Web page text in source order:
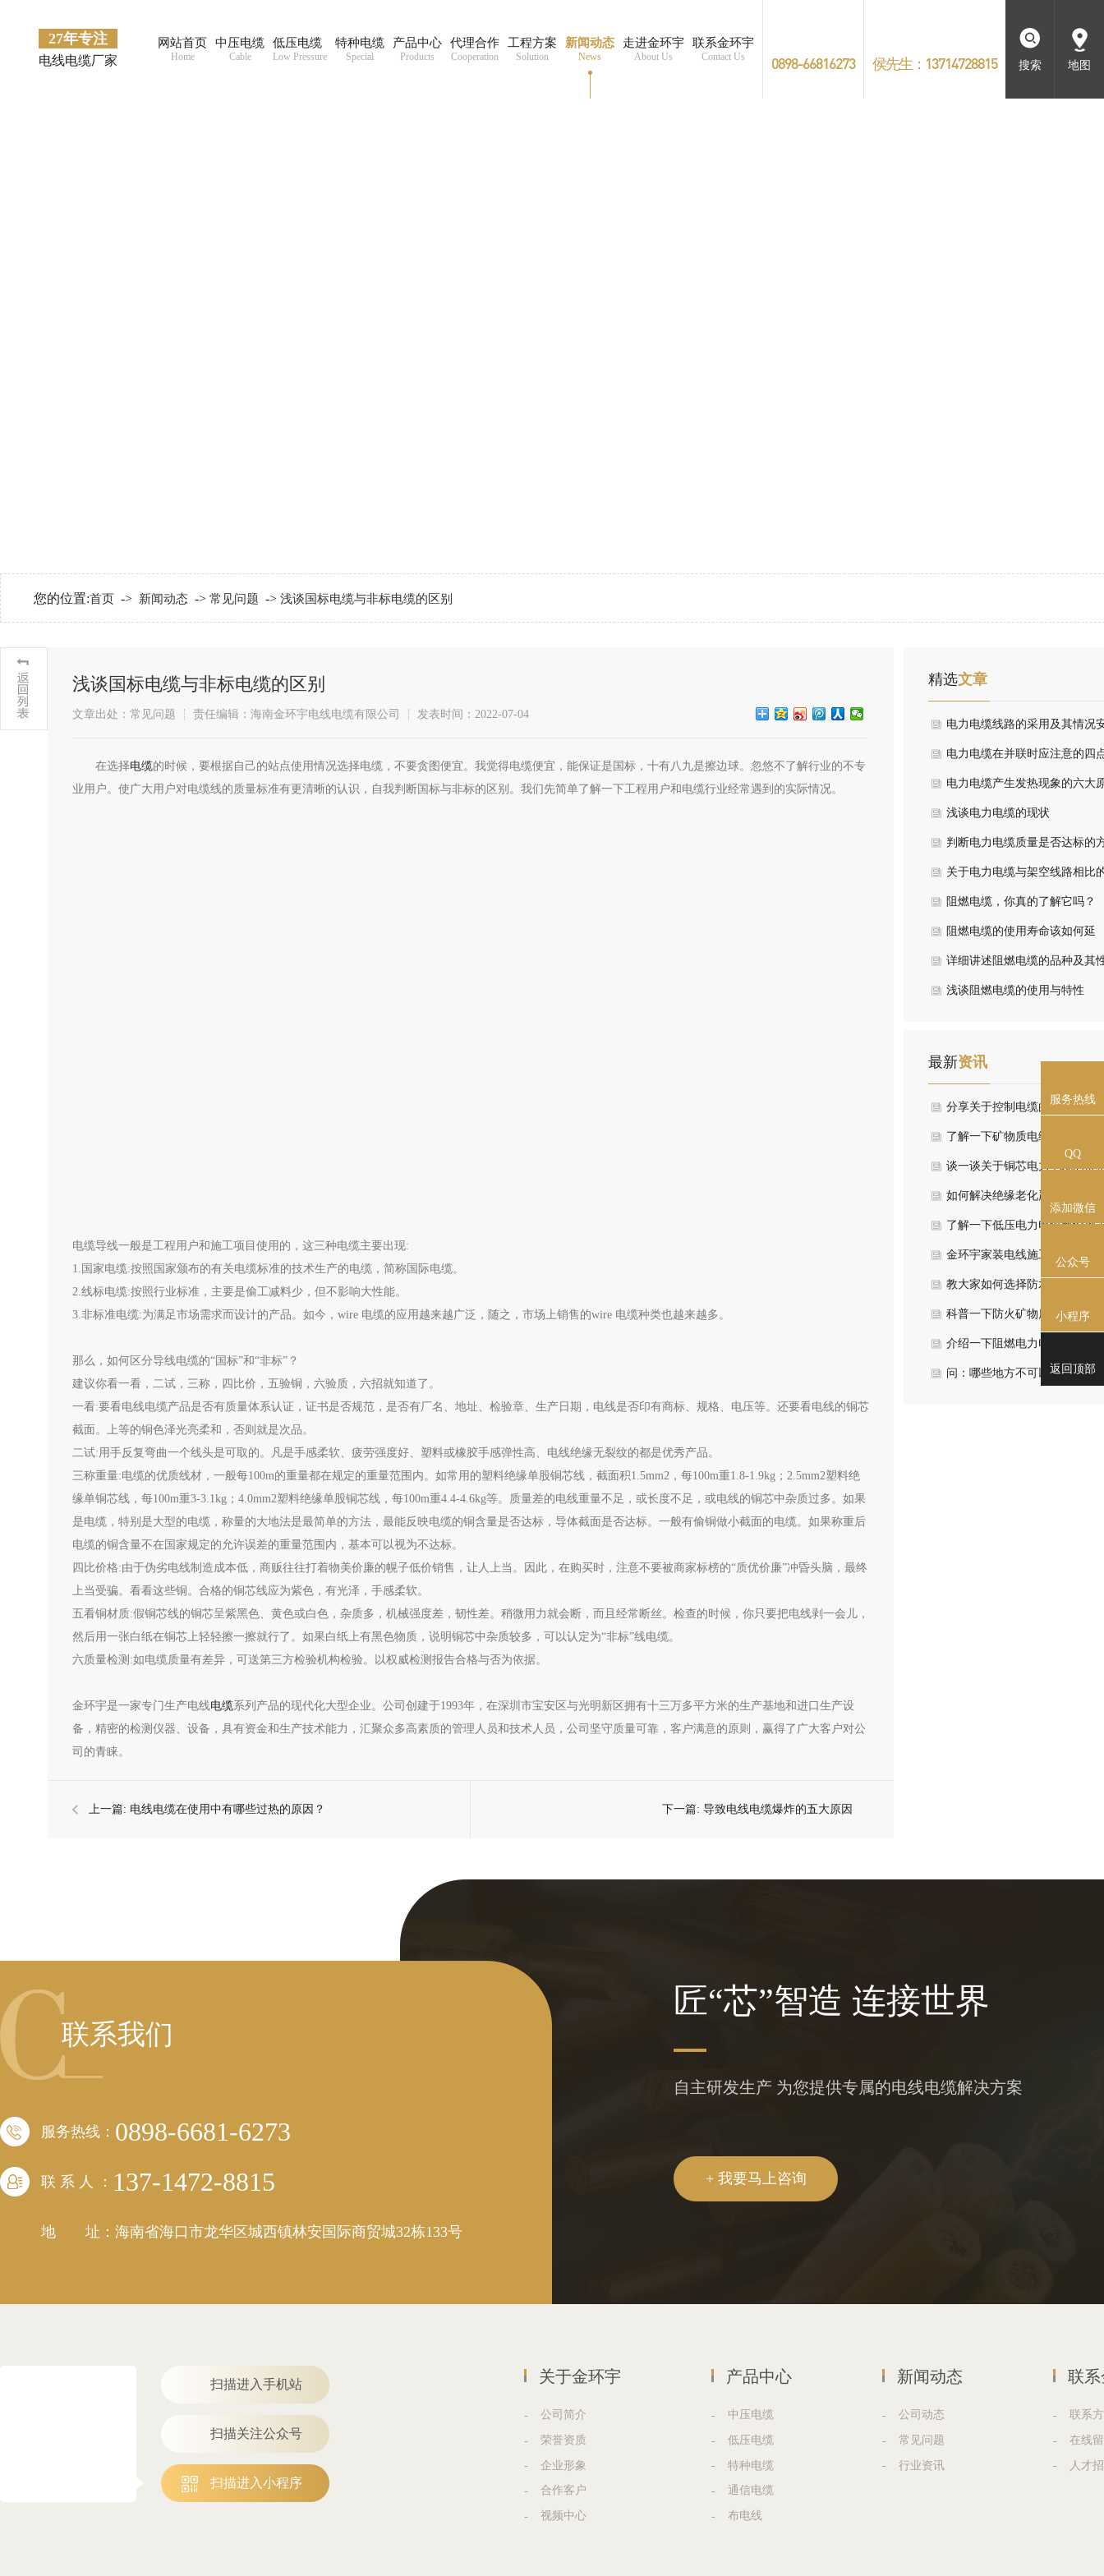
27年专注
电线电缆厂家
网站首页
Home
中压电缆
Cable
低压电缆
Low Pressure
特种电缆
Special
产品中心
Products
代理合作
Cooperation
工程方案
Solution
新闻动态
News
走进金环宇
About Us
联系金环宇
Contact Us 0898-66816273 侯先生：13714728815 搜索 地图
您的位置:首页 -> 新闻动态 -> 常见问题 -> 浅谈国标电缆与非标电缆的区别
浅谈国标电缆与非标电缆的区别
文章出处：常见问题 责任编辑：海南金环宇电线电缆有限公司 发表时间：2022-07-04
在选择电缆的时候，要根据自己的站点使用情况选择电缆，不要贪图便宜。我觉得电缆便宜，能保证是国标，十有八九是擦边球。忽悠不了解行业的不专
业用户。使广大用户对电缆线的质量标准有更清晰的认识，自我判断国标与非标的区别。我们先简单了解一下工程用户和电缆行业经常遇到的实际情况。
电缆导线一般是工程用户和施工项目使用的，这三种电缆主要出现:
1.国家电缆:按照国家颁布的有关电缆标准的技术生产的电缆，简称国际电缆。
2.线标电缆:按照行业标准，主要是偷工减料少，但不影响大性能。
3.非标准电缆:为满足市场需求而设计的产品。如今，wire 电缆的应用越来越广泛，随之，市场上销售的wire 电缆种类也越来越多。
那么，如何区分导线电缆的“国标”和“非标”？
建议你看一看，二试，三称，四比价，五验铜，六验质，六招就知道了。
一看:要看电线电缆产品是否有质量体系认证，证书是否规范，是否有厂名、地址、检验章、生产日期，电线是否印有商标、规格、电压等。还要看电线的铜芯
截面。上等的铜色泽光亮柔和，否则就是次品。
二试:用手反复弯曲一个线头是可取的。凡是手感柔软、疲劳强度好、塑料或橡胶手感弹性高、电线绝缘无裂纹的都是优秀产品。
三称重量:电缆的优质线材，一般每100m的重量都在规定的重量范围内。如常用的塑料绝缘单股铜芯线，截面积1.5mm2，每100m重1.8-1.9kg；2.5mm2塑料绝
缘单铜芯线，每100m重3-3.1kg；4.0mm2塑料绝缘单股铜芯线，每100m重4.4-4.6kg等。质量差的电线重量不足，或长度不足，或电线的铜芯中杂质过多。如果
是电缆，特别是大型的电缆，称量的大地法是最简单的方法，最能反映电缆的铜含量是否达标，导体截面是否达标。一般有偷铜做小截面的电缆。如果称重后
电缆的铜含量不在国家规定的允许误差的重量范围内，基本可以视为不达标。
四比价格:由于伪劣电线制造成本低，商贩往往打着物美价廉的幌子低价销售，让人上当。因此，在购买时，注意不要被商家标榜的“质优价廉”冲昏头脑，最终
上当受骗。看看这些铜。合格的铜芯线应为紫色，有光泽，手感柔软。
五看铜材质:假铜芯线的铜芯呈紫黑色、黄色或白色，杂质多，机械强度差，韧性差。稍微用力就会断，而且经常断丝。检查的时候，你只要把电线剥一会儿，
然后用一张白纸在铜芯上轻轻擦一擦就行了。如果白纸上有黑色物质，说明铜芯中杂质较多，可以认定为“非标”线电缆。
六质量检测:如电缆质量有差异，可送第三方检验机构检验。以权威检测报告合格与否为依据。
金环宇是一家专门生产电线电缆系列产品的现代化大型企业。公司创建于1993年，在深圳市宝安区与光明新区拥有十三万多平方米的生产基地和进口生产设
备，精密的检测仪器、设备，具有资金和生产技术能力，汇聚众多高素质的管理人员和技术人员，公司坚守质量可靠，客户满意的原则，赢得了广大客户对公
司的青睐。
上一篇: 电线电缆在使用中有哪些过热的原因？ 下一篇: 导致电线电缆爆炸的五大原因
精选文章
电力电缆线路的采用及其情况
装设备注意事项
电力电缆在并联时应注意的四
情况
电力电缆产生发热现象的六大
因
浅谈电力电缆的现状
判断电力电缆质量是否达标的
法在这里
关于电力电缆与架空线路相比
优劣论述
阻燃电缆，你真的了解它吗？
阻燃电缆的使用寿命该如何延
长，我有小妙招
详细讲述阻燃电缆的品种及其
能指标
浅谈阻燃电缆的使用与特性
最新资讯
分享关于控制电缆的型号选择
要考虑哪些因素？
了解一下矿物质电缆安装接头
哪些注意？
谈一谈关于铜芯电力电缆的价
受哪些因素影响？
如何解决绝缘老化严重的高压
缆技巧？
了解一下低压电力电缆敷设施
硬性规范要求？
金环宇家装电线施工过程中有
些安全规范要求？
教大家如何选择防水性能好的
线？
科普一下防火矿物质电缆有什
安装敷设方法？
介绍一下阻燃电力电缆有哪些
用注意事项？
问：哪些地方不可以使用低烟
联系我们
服务热线： 0898-6681-6273
联 系 人 ： 137-1472-8815
地 址：海南省海口市龙华区城西镇林安国际商贸城32栋133号
匠“芯”智造 连接世界
自主研发生产 为您提供专属的电线电缆解决方案
+ 我要马上咨询
扫描进入手机站
扫描关注公众号
扫描进入小程序
关于金环宇
公司简介
荣誉资质
企业形象
合作客户
视频中心
产品中心
中压电缆
低压电缆
特种电缆
通信电缆
布电线
新闻动态
公司动态
常见问题
行业资讯
联
联系
在线
人才
服务热线
QQ
添加微信
公众号
小程序
返回顶部